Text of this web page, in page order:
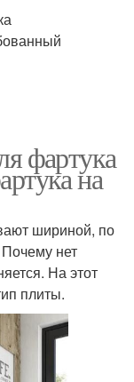
фартука
на
шириной, по
нет
На этот
плиты.